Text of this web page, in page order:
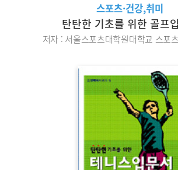
스포츠·건강,취미
탄탄한 기초를 위한 골프
저자 : 서울스포츠대학원대학교 스포